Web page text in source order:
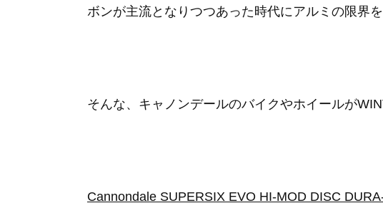
ボンが主流となりつつあった時代にアルミの限界
そんな、キャノンデールのバイクやホイールが
Cannondale SUPERSIX EVO HI-MOD DISC